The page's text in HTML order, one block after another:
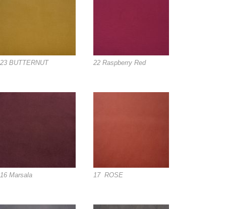
23 BUTTERNUT 22 Raspberry Red
16 Marsala 17 ROSE